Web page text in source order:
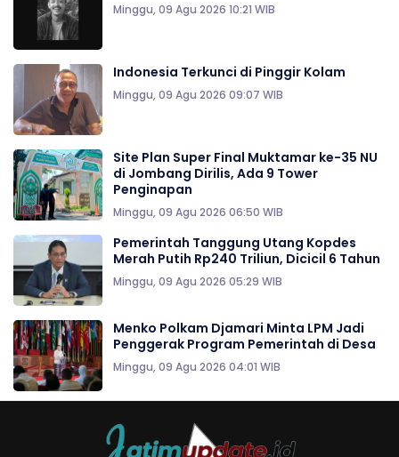
Minggu, 09 Agu 2026 10:21 WIB
Indonesia Terkunci di Pinggir Kolam
Minggu, 09 Agu 2026 09:07 WIB
Site Plan Super Final Muktamar ke-35 NU
di Jombang Dirilis, Ada 9 Tower
Penginapan
Minggu, 09 Agu 2026 06:50 WIB
Pemerintah Tanggung Utang Kopdes
Merah Putih Rp240 Triliun, Dicicil 6 Tahun
Minggu, 09 Agu 2026 05:29 WIB
Menko Polkam Djamari Minta LPM Jadi
Penggerak Program Pemerintah di Desa
Minggu, 09 Agu 2026 04:01 WIB